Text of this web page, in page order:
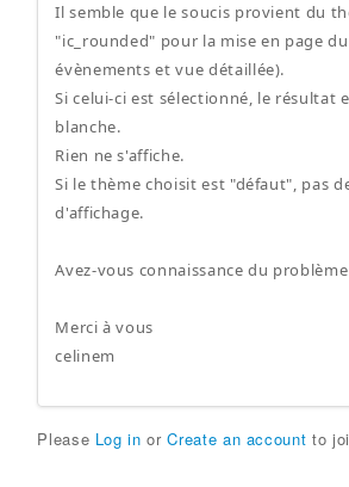
Il semble que le soucis provient du
"ic_rounded" pour la mise en page
évènements et vue détaillée).
Si celui-ci est sélectionné, le résultat
blanche.
Rien ne s'affiche.
Si le thème choisit est "défaut", pas
d'affichage.
Avez-vous connaissance du problème
Merci à vous
celinem
Please Log in orCreate an account to